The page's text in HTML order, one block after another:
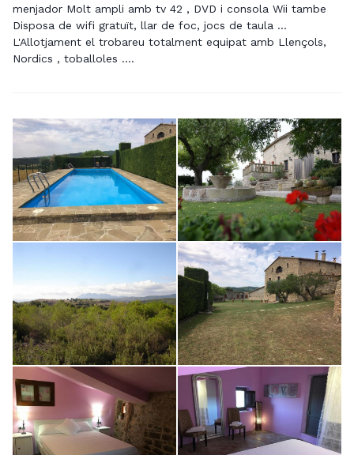
menjador Molt ampli amb tv 42 , DVD i consola Wii tambe
Disposa de wifi gratuït, llar de foc, jocs de taula ...
L'Allotjament el trobareu totalment equipat amb Llençols,
Nordics , toballoles ....